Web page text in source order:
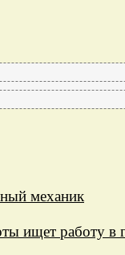
механик
ищет работу в